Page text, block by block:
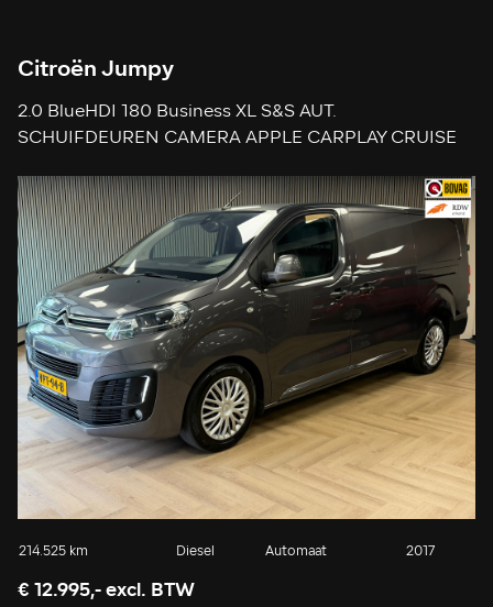
Citroën Jumpy
2.0 BlueHDI 180 Business XL S&S AUT.
SCHUIFDEUREN CAMERA APPLE CARPLAY CRUISE
214.525 km Diesel Automaat 2017
€ 12.995,- excl. BTW